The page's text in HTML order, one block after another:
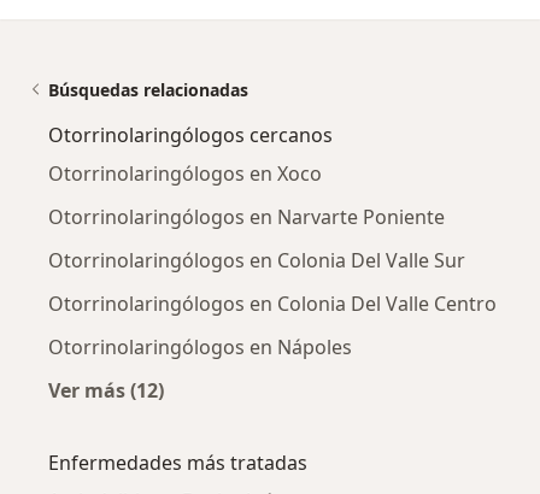
Búsquedas relacionadas
Otorrinolaringólogos cercanos
Otorrinolaringólogos en Xoco
Otorrinolaringólogos en Narvarte Poniente
Otorrinolaringólogos en Colonia Del Valle Sur
Otorrinolaringólogos en Colonia Del Valle Centro
Otorrinolaringólogos en Nápoles
Ver más (12)
Enfermedades más tratadas